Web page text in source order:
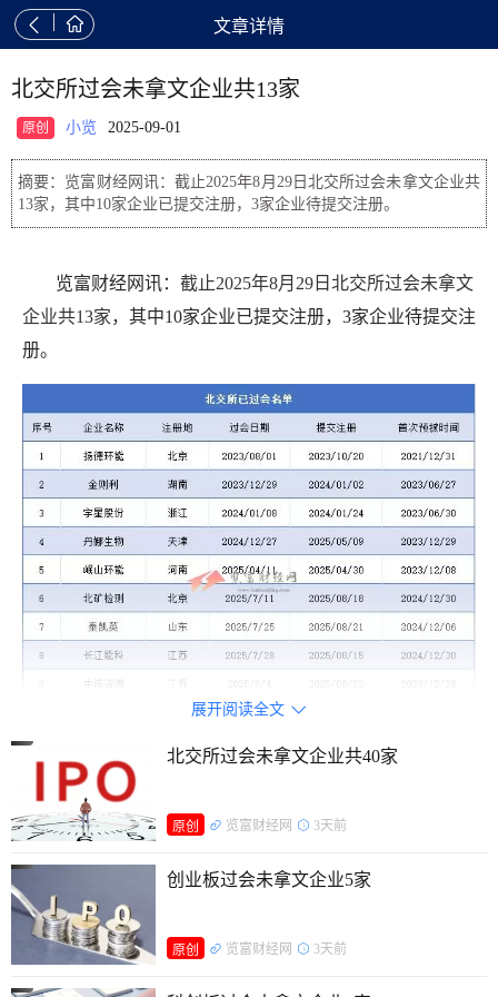
  文章详情
北交所过会未拿文企业共13家
原创 小览 2025-09-01
摘要：览富财经网讯：截止2025年8月29日北交所过会未拿文企业共
13家，其中10家企业已提交注册，3家企业待提交注册。
览富财经网讯： 截止2025年8月29日北交所过会未拿文
企业共13家， 其中10家企业已提交注册，3家企业待提交注
册。
展开阅读全文 
北交所过会未拿文企业共40家
原创 览富财经网 3天前
创业板过会未拿文企业5家
原创 览富财经网 3天前